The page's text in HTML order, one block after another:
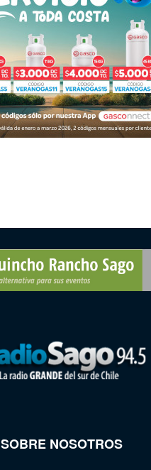
SOBRE NOSOTROS